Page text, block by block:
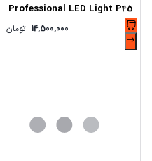
Professional LED Light P45
RGB
14,500,000 تومان